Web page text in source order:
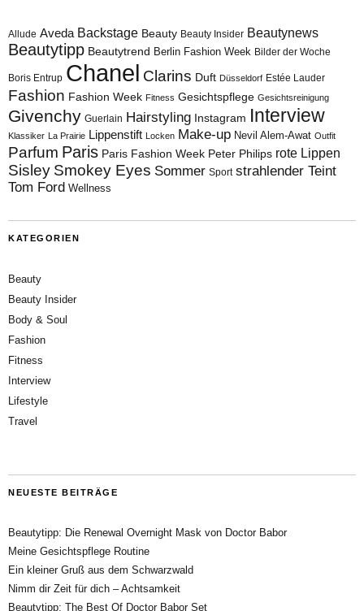
Allude Aveda Backstage Beauty Beauty Insider Beautynews
Beautytipp Beautytrend Berlin Fashion Week Bilder der Woche
Boris Entrup Chanel Clarins Duft Düsseldorf Estée Lauder
Fashion Fashion Week Fitness Gesichtspflege Gesichtsreinigung
Givenchy Guerlain Hairstyling Instagram Interview
Klassiker La Prairie Lippenstift Locken Make-up Nevil Alem-Awat Outfit
Parfum Paris Paris Fashion Week Peter Philips rote Lippen
Sisley Smokey Eyes Sommer Sport strahlender Teint
Tom Ford Wellness
KATEGORIEN
Beauty
Beauty Insider
Body & Soul
Fashion
Fitness
Interview
Lifestyle
Travel
NEUESTE BEITRÄGE
Beautytipp: Die Renewal Overnight Mask von Doctor Babor
Meine Gesichtspflege Routine
Ein kleiner Gruß aus dem Schwarzwald
Nimm dir Zeit für dich – Achtsamkeit
Beautytipp: The Best Of Doctor Babor Set